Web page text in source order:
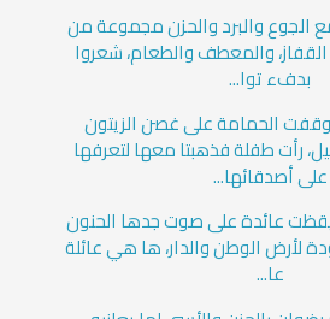
الجوع والبرد والحزن مجموعة من
والمعطف والطعام، شعروا
بدفء توا...
وقفت الحمامة على غصن الزيتون
رأت طفلة فذهبتا معها لتعرفها
على أصدقائها...
عائدة على صوت جدها الحنون
لأرض الوطن والدار، ها هي عائلة
عا...